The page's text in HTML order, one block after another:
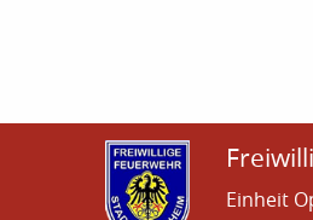
Einheit